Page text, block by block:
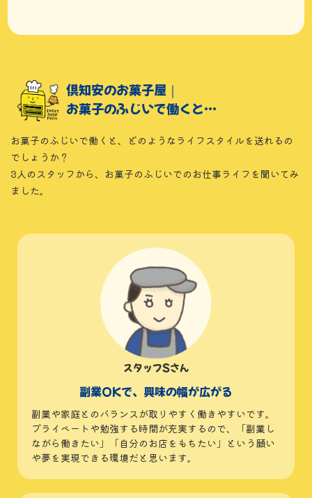
倶知安のお菓子屋｜
お菓子のふじいで働くと…
お菓子のふじいで働くと、どのようなライフスタイルを送れるの
でしょうか？
3人のスタッフから、お菓子のふじいでのお仕事ライフを聞いてみ
ました。
スタッフSさん
副業OKで、興味の幅が広がる
副業や家庭とのバランスが取りやすく働きやすいです。
プライベートや勉強する時間が充実するので、「副業し
ながら働きたい」「自分のお店をもちたい」という願い
や夢を実現できる環境だと思います。